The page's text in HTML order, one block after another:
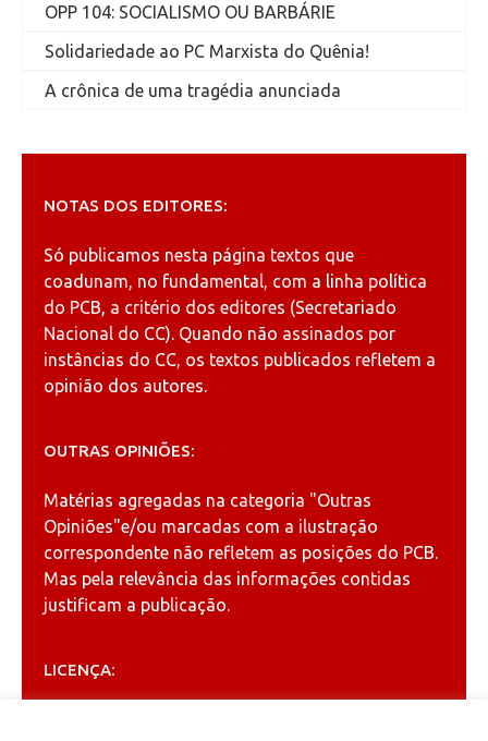
OPP 104: SOCIALISMO OU BARBÁRIE
Solidariedade ao PC Marxista do Quênia!
A crônica de uma tragédia anunciada
NOTAS DOS EDITORES:
Só publicamos nesta página textos que
coadunam, no fundamental, com a linha política
do PCB, a critério dos editores (Secretariado
Nacional do CC). Quando não assinados por
instâncias do CC, os textos publicados refletem a
opinião dos autores.
OUTRAS OPINIÕES:
Matérias agregadas na categoria "Outras
Opiniões"e/ou marcadas com a ilustração
correspondente não refletem as posições do PCB.
Mas pela relevância das informações contidas
justificam a publicação.
LICENÇA: